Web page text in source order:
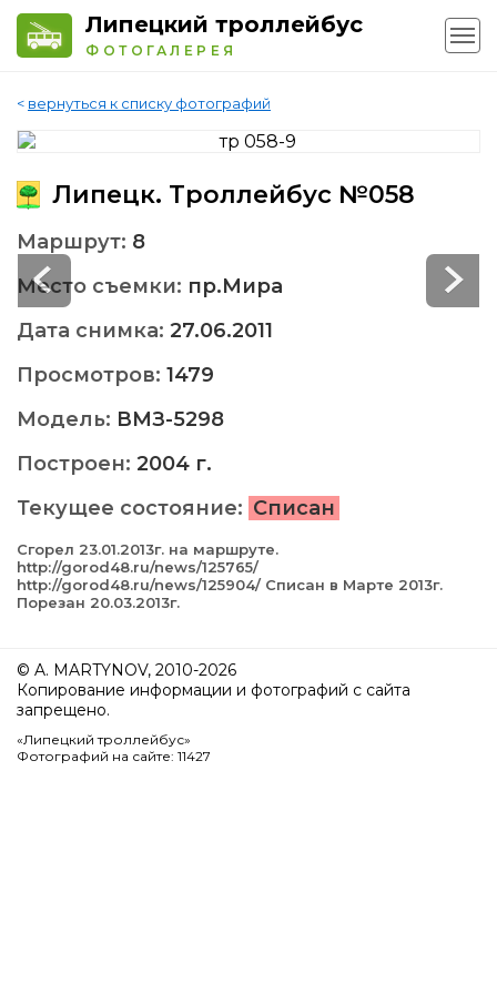
Липецкий троллейбус
ФОТОГАЛЕРЕЯ
< вернуться к списку фотографий
Липецк. Троллейбус №058
Маршрут: 8
Место съемки: пр.Мира
Дата снимка: 27.06.2011
Просмотров: 1479
Модель: ВМЗ-5298
Построен: 2004 г.
Текущее состояние: Списан
Сгорел 23.01.2013г. на маршруте.
http://gorod48.ru/news/125765/
http://gorod48.ru/news/125904/ Списан в Марте 2013г.
Порезан 20.03.2013г.
© A. MARTYNOV, 2010-2026
Копирование информации и фотографий с сайта
запрещено.
«Липецкий троллейбус»
Фотографий на сайте: 11427